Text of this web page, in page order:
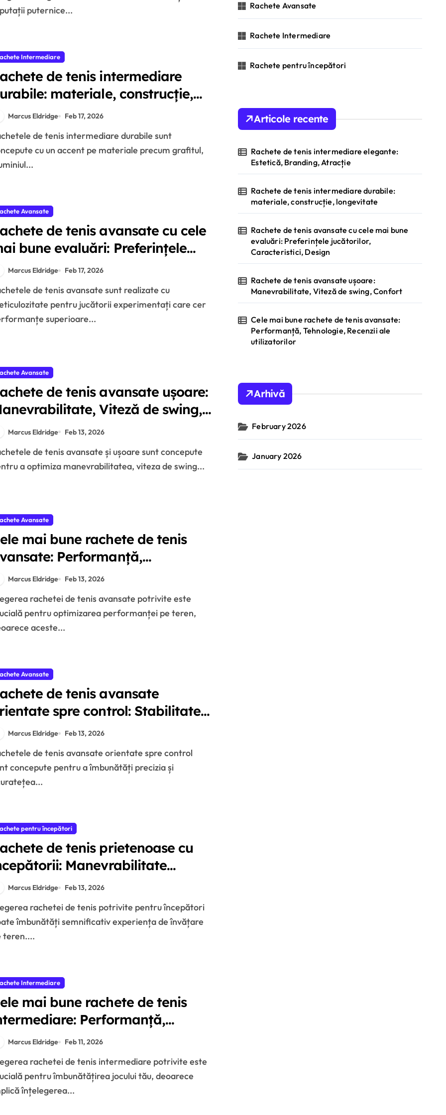
puternice...
Intermediare
de tenis intermediare
materiale, construcție,
longevitate
Marcus Eldridge Feb 17, 2026
cu un accent pe materiale precum grafitul,
Avansate
de tenis avansate cu cele
bune evaluări: Preferințele
jucătorilor, Caracteristici, Design
Marcus Eldridge Feb 17, 2026
pentru jucătorii experimentați care cer
superioare...
Avansate
de tenis avansate ușoare:
Viteză de swing,
Confort
Marcus Eldridge Feb 13, 2026
a optimiza manevrabilitatea, viteza de swing...
Avansate
mai bune rachete de tenis
Performanță,
Tehnologie, Recenzii ale
Marcus Eldridge Feb 13, 2026
pentru optimizarea performanței pe teren,
aceste...
Avansate
de tenis avansate
spre control: Stabilitate,
Sensibilitate, Răspuns
Marcus Eldridge Feb 13, 2026
concepute pentru a îmbunătăți precizia și
pentru începători
de tenis prietenoase cu
Manevrabilitate
ușoară, Zonă de lovire,
Marcus Eldridge Feb 13, 2026
îmbunătăți semnificativ experiența de învățare
teren....
Intermediare
mai bune rachete de tenis
Performanță,
Caracteristici, Feedback
Marcus Eldridge Feb 11, 2026
pentru îmbunătățirea jocului tău, deoarece
înțelegerea...
:
Rachete Avansate
Rachete Intermediare
Rachete pentru începători
Articole recente
Rachete de tenis intermediare elegante:
Estetică, Branding, Atracție
Rachete de tenis intermediare durabile:
materiale, construcție, longevitate
Rachete de tenis avansate cu cele mai bune
evaluări: Preferințele jucătorilor,
Caracteristici, Design
Rachete de tenis avansate ușoare:
Manevrabilitate, Viteză de swing, Confort
Cele mai bune rachete de tenis avansate:
Performanță, Tehnologie, Recenzii ale
utilizatorilor
Arhivă
February 2026
January 2026